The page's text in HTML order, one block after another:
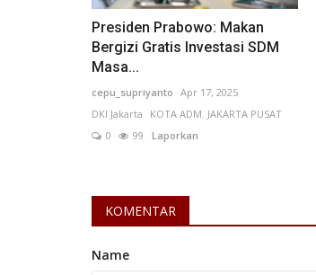
Presiden Prabowo: Makan
Bergizi Gratis Investasi SDM
Masa...
cepu_supriyanto Apr 17, 2025
DKI Jakarta
KOTA ADM. JAKARTA PUSAT
0
99 Laporkan
KOMENTAR
Name
DPD Rumah Hukum
Malang Perkuat
May 25,
0
113Laporkan